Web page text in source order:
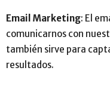
Email Marketing: El
comunicarnos con
también sirve para
resultados.